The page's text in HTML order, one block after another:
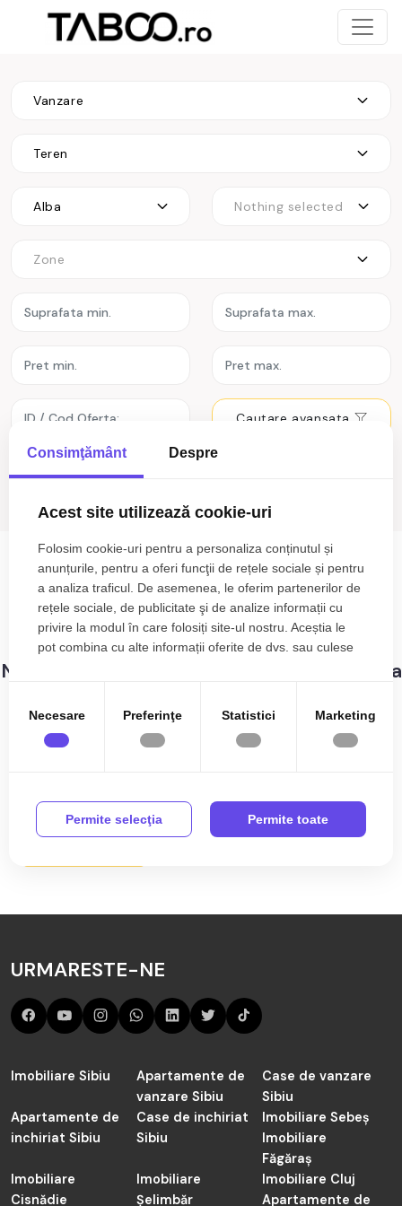
Vanzare
Teren
Alba Nothing selected
Zone
Cautare avansata
Terenuri de vânzare Maghierat
anunturi cu terenuri de vânzare
Maghierat
Sortare
Nu s-au gasit rezultate care sa corespunda
Terenuri de vânzare în Maghierat
de vânzare în Maghierat de către agenția TABOO
noștrii și actualizate periodic.
URMARESTE-NE
Imobiliare Sibiu
Apartamente de
vanzare Sibiu
Case de vanzare
Sibiu
Apartamente de
inchiriat Sibiu
Case de inchiriat
Sibiu
Imobiliare Sebeș
Imobiliare
Făgăraș
Imobiliare
Cisnădie
Imobiliare
Șelimbăr
Imobiliare Cluj
Apartamente de
Consimţământ Despre
Acest site utilizează cookie-uri
Folosim cookie-uri pentru a personaliza conținutul și
anunțurile, pentru a oferi funcţii de rețele sociale și pentru
a analiza traficul. De asemenea, le oferim partenerilor de
rețele sociale, de publicitate şi de analize informații cu
privire la modul în care folosiți site-ul nostru. Aceștia le
pot combina cu alte informații oferite de dvs. sau culese
Necesare Preferinţe Statistici Marketing
Permite selecţia Permite toate